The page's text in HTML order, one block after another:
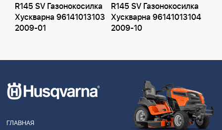
R145 SV Газонокосилка
Хускварна 96141013103
2009-01
R145 SV Газонокосилка
Хускварна 96141013104
2009-10
ГЛАВНАЯ